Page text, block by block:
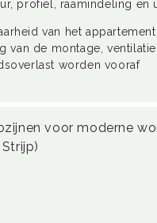
profiel, raamindeling en
van het
van de montage, ventilatie
worden vooraf